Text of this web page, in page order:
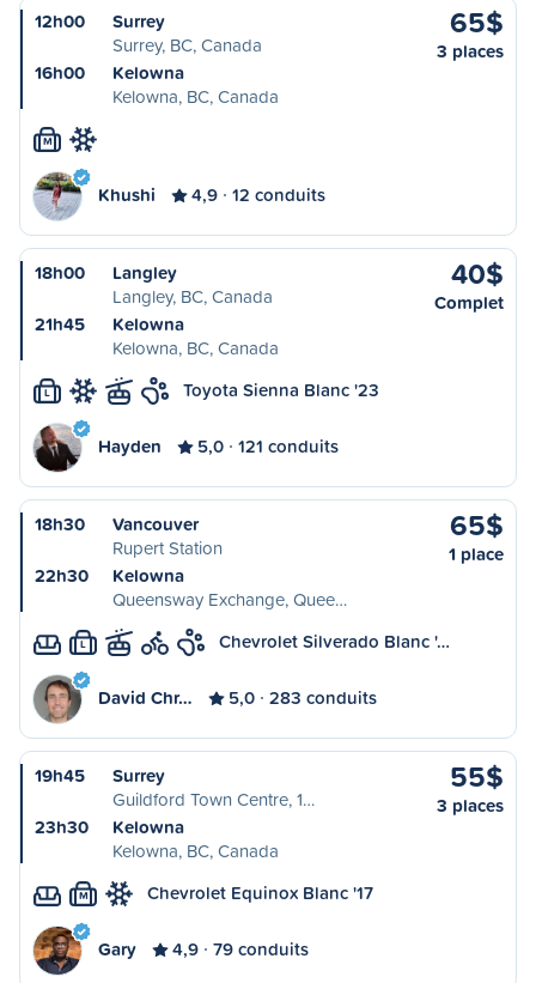
12h00
Surrey
Surrey, BC, Canada
16h00
Kelowna
Kelowna, BC, Canada
65$
3 places
M
Khushi 4,9 12 conduits
18h00
Langley
Langley, BC, Canada
21h45
Kelowna
Kelowna, BC, Canada
40$
Complet
L Toyota Sienna Blanc '23
Hayden 5,0 121 conduits
18h30
Vancouver
Rupert Station
22h30
Kelowna
Queensway Exchange, Quee…
65$
1 place
L Chevrolet Silverado Blanc '…
David Chr… 5,0 283 conduits
19h45
Surrey
Guildford Town Centre, 1…
23h30
Kelowna
Kelowna, BC, Canada
55$
3 places
M Chevrolet Equinox Blanc '17
Gary 4,9 79 conduits